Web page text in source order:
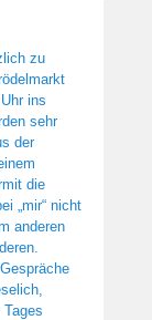
zu
ins
sehr
der
die
„mir“ nicht
anderen